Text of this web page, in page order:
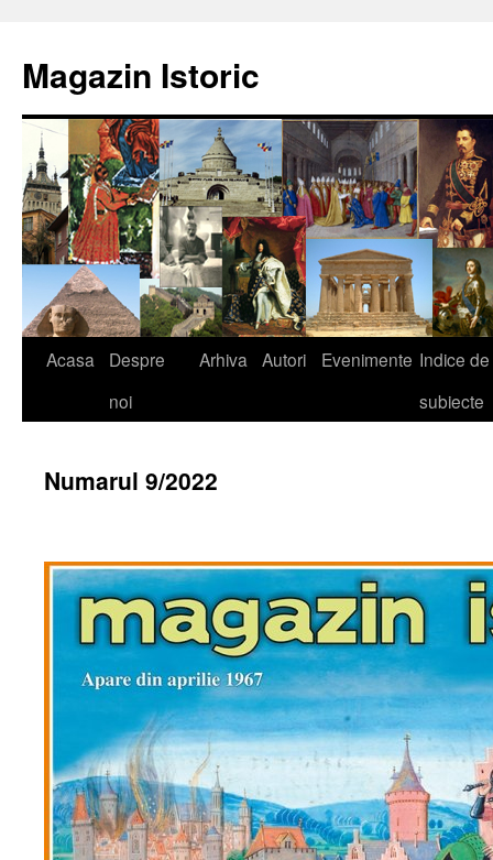
conținut
Magazin Istoric
Acasa
Despre
noi
Arhiva Autori Evenimente Indice de
subiecte
Numarul 9/2022